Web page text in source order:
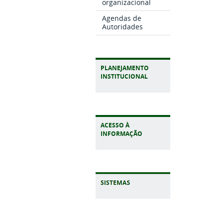
organizacional
Agendas de
Autoridades
PLANEJAMENTO
INSTITUCIONAL
ACESSO À
INFORMAÇÃO